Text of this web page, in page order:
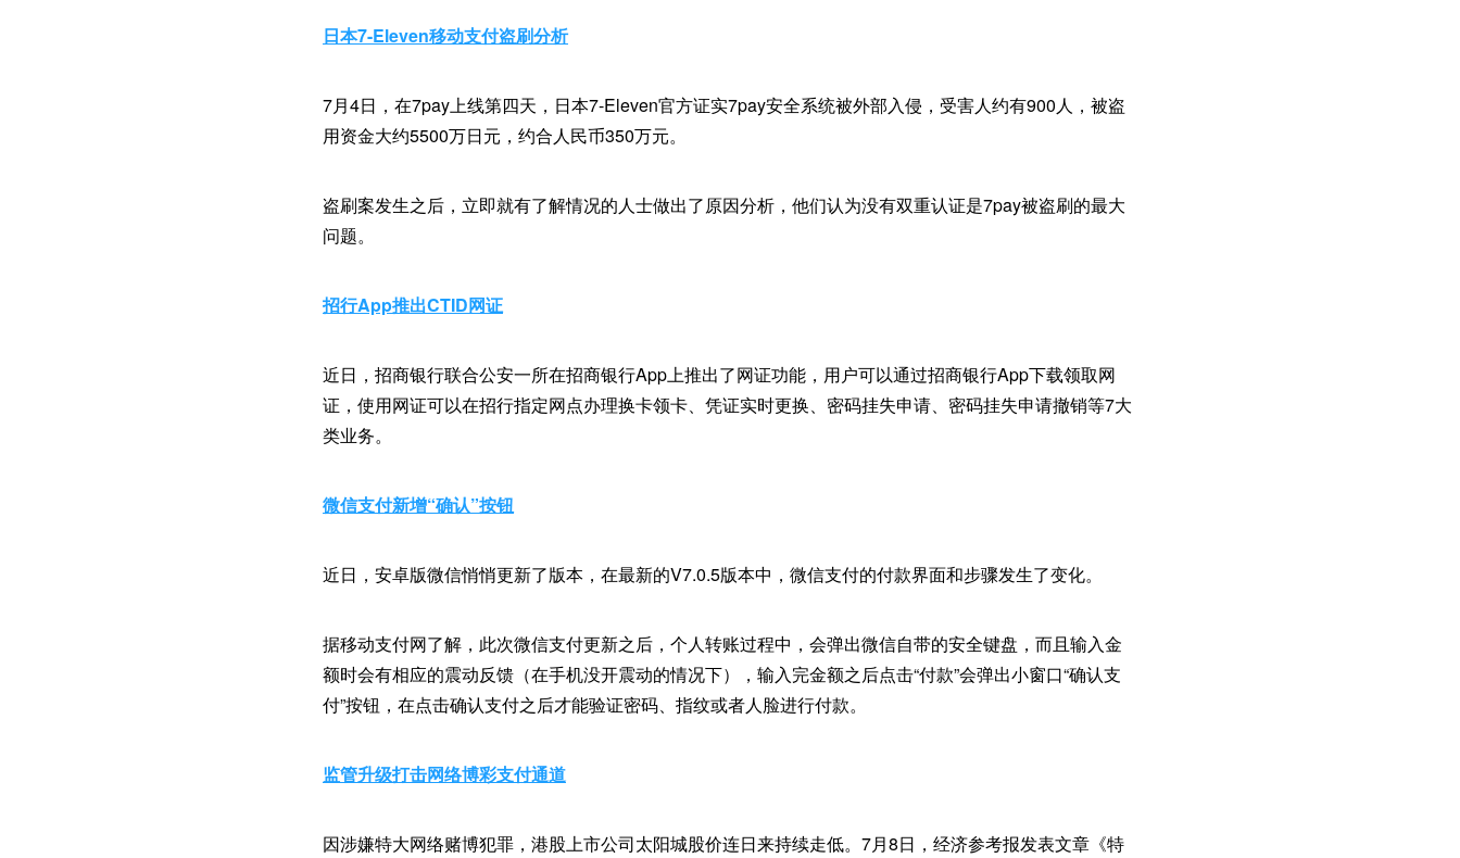
日本7-Eleven移动支付盗刷分析
7月4日，在7pay上线第四天，日本7-Eleven官方证实7pay安全系统被外部入侵，受害人约有900人，被盗
用资金大约5500万日元，约合人民币350万元。
盗刷案发生之后，立即就有了解情况的人士做出了原因分析，他们认为没有双重认证是7pay被盗刷的最大
问题。
招行App推出CTID网证
近日，招商银行联合公安一所在招商银行App上推出了网证功能，用户可以通过招商银行App下载领取网
证，使用网证可以在招行指定网点办理换卡领卡、凭证实时更换、密码挂失申请、密码挂失申请撤销等7大
类业务。
微信支付新增“确认”按钮
近日，安卓版微信悄悄更新了版本，在最新的V7.0.5版本中，微信支付的付款界面和步骤发生了变化。
据移动支付网了解，此次微信支付更新之后，个人转账过程中，会弹出微信自带的安全键盘，而且输入金
额时会有相应的震动反馈（在手机没开震动的情况下），输入完金额之后点击“付款”会弹出小窗口“确认支
付”按钮，在点击确认支付之后才能验证密码、指纹或者人脸进行付款。
监管升级打击网络博彩支付通道
因涉嫌特大网络赌博犯罪，港股上市公司太阳城股价连日来持续走低。7月8日，经济参考报发表文章《特